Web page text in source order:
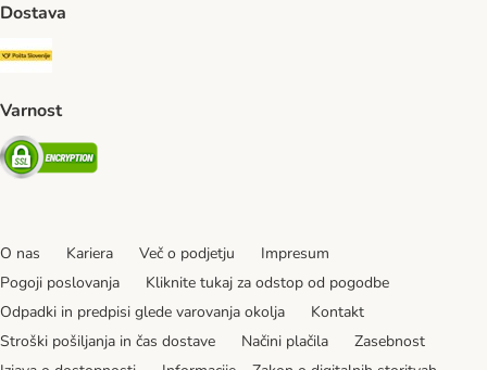
Dostava
Pošta Slovenije Shipping Method
Varnost
Security
O nas Kariera Več o podjetju
Impresum
Pogoji poslovanja
Kliknite tukaj za odstop od pogodbe
Odpadki in predpisi glede varovanja okolja
Kontakt
Stroški pošiljanja in čas dostave
Načini plačila
Zasebnost